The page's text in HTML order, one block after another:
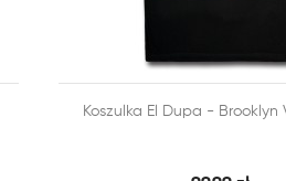
DODAJ DO KOSZYKA 
Koszulka El Dupa - Brooklyn